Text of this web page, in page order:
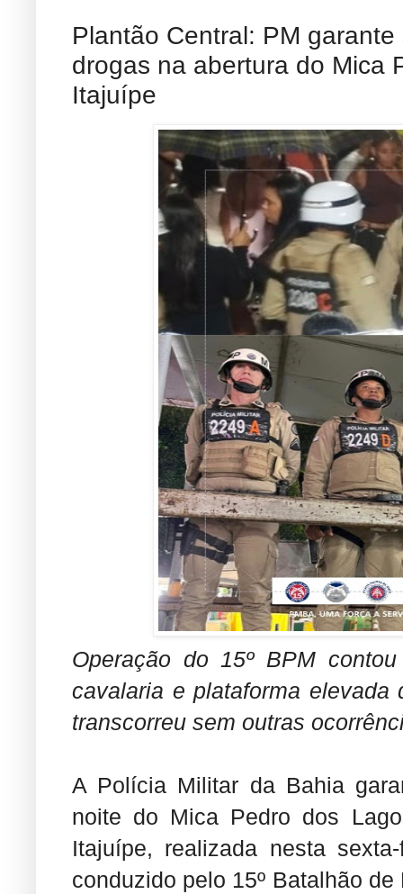
Plantão Central: PM
drogas na abertura do Mica
Itajuípe
Operação do 15º BPM
cavalaria e plataforma
transcorreu sem outras
A Polícia Militar da Bahia
noite do Mica Pedro dos
Itajuípe, realizada nesta
conduzido pelo 15º Batalhão